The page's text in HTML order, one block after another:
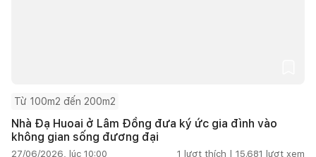
Từ 100m2 đến 200m2
Nhà Đạ Huoai ở Lâm Đồng đưa ký ức gia đình vào
không gian sống đương đại
27/06/2026, lúc 10:00 1 lượt thích | 15.681 lượt xem